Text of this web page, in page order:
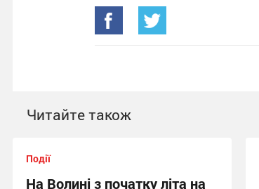
Читайте також
Події
На Волині з початку літа на